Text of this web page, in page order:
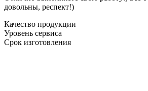
довольны, респект!)
Качество продукции
Уровень сервиса
Срок изготовления